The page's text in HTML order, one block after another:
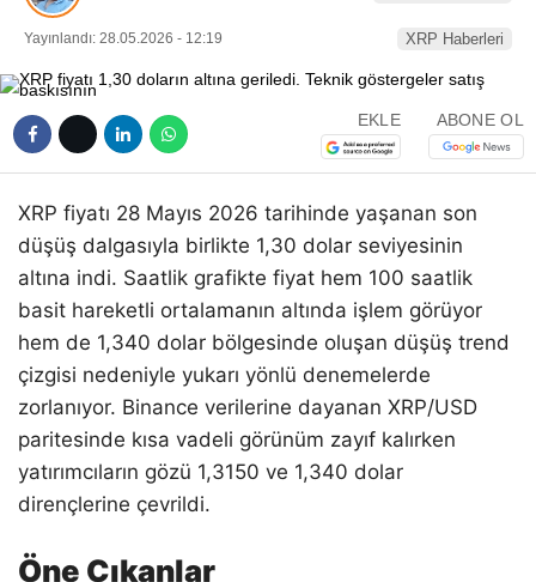
Yayınlandı: 28.05.2026 - 12:19 XRP Haberleri
EKLE ABONE OL
XRP fiyatı 28 Mayıs 2026 tarihinde yaşanan son
düşüş dalgasıyla birlikte 1,30 dolar seviyesinin
altına indi. Saatlik grafikte fiyat hem 100 saatlik
basit hareketli ortalamanın altında işlem görüyor
hem de 1,340 dolar bölgesinde oluşan düşüş trend
çizgisi nedeniyle yukarı yönlü denemelerde
zorlanıyor. Binance verilerine dayanan XRP/USD
paritesinde kısa vadeli görünüm zayıf kalırken
yatırımcıların gözü 1,3150 ve 1,340 dolar
dirençlerine çevrildi.
Öne Çıkanlar